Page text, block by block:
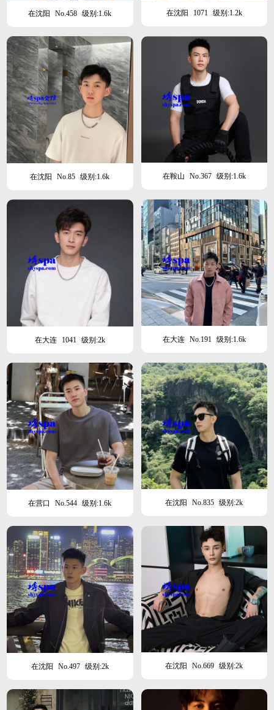
在沈阳 No.458 级别:1.6k 在沈阳 1071 级别:1.2k
在沈阳 No.85 级别:1.6k 在鞍山 No.367 级别:1.6k
在大连 1041 级别:2k 在大连 No.191 级别:1.6k
在营口 No.544 级别:1.6k 在沈阳 No.835 级别:2k
在沈阳 No.497 级别:2k 在沈阳 No.669 级别:2k